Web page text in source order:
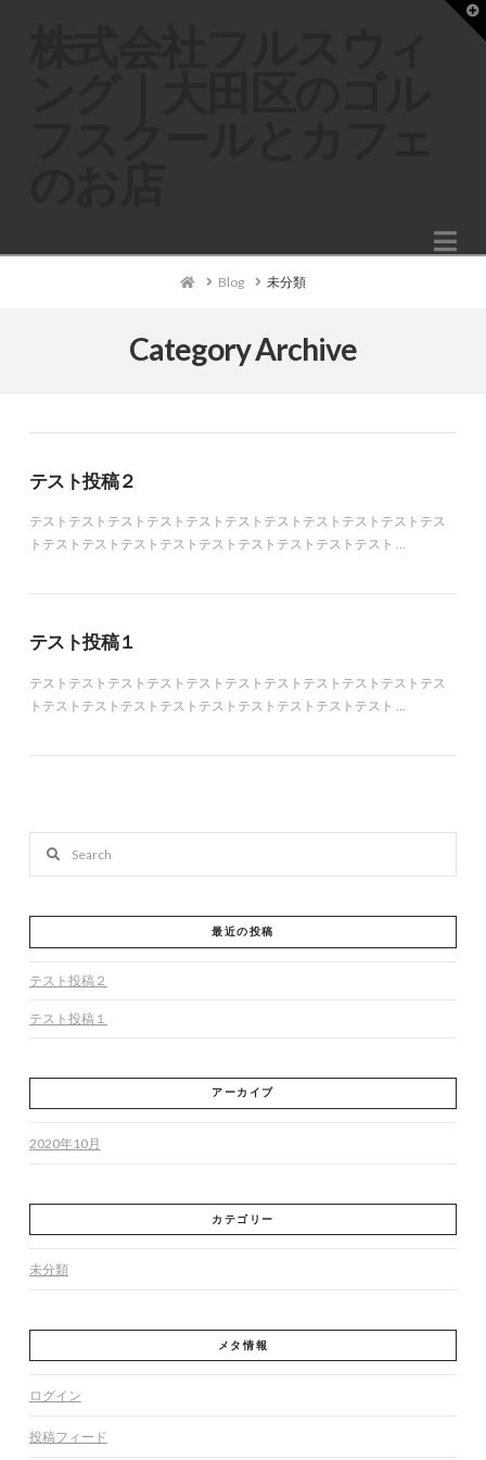
HomeBlog 未分類
Category Archive
テスト投稿２
テストテストテストテストテストテストテストテストテストテストテス
トテストテストテストテストテストテストテストテストテスト …
テスト投稿１
テストテストテストテストテストテストテストテストテストテストテス
トテストテストテストテストテストテストテストテストテスト …
最近の投稿
テスト投稿２
テスト投稿１
アーカイブ
2020年10月
カテゴリー
未分類
メタ情報
ログイン
投稿フィード